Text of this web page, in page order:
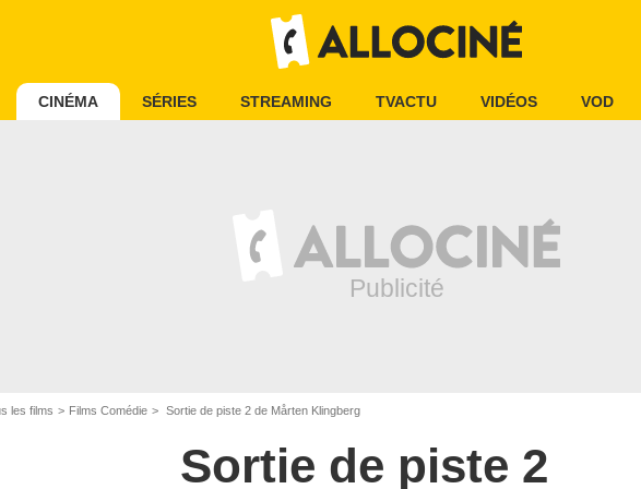
CINÉMA SÉRIES STREAMING TVACTU VIDÉOS VOD
les films Films Comédie Sortie de piste 2 de Mårten Klingberg
Sortie de piste 2